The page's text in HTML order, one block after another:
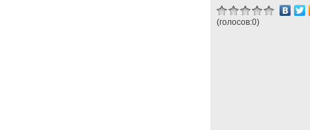
(голосов:0)